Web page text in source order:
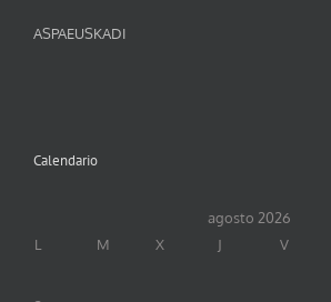
ASPAEUSKADI
Calendario
agosto 2026
L
M X J V